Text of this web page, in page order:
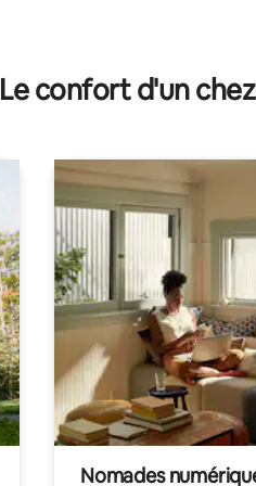
Le confort d'un
Nomades